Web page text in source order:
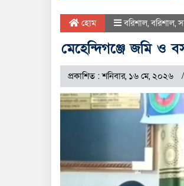
হোম বরিশাল,বরিশাল,
মেহেন্দিগঞ্জে জমি ও
প্রকাশিত : শনিবার, ১৬ মে, ২০২৬